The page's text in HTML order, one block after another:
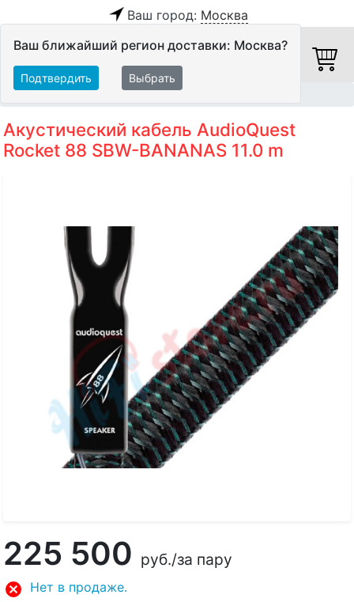
Ваш город: Москва
Ваш ближайший регион доставки: Москва?
Подтвердить Выбрать
Акустический кабель AudioQuest
Rocket 88 SBW-BANANAS 11.0 m
225 500 руб./за пару
Нет в продаже.